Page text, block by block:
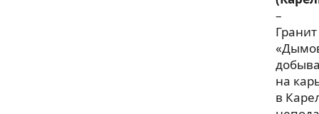
–
Гранит
на
в